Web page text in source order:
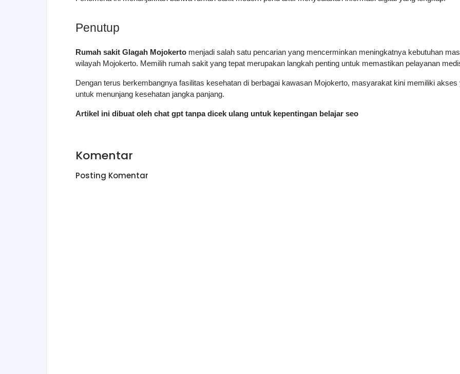
Penutup
Rumah sakit Glagah Mojokerto menjadi salah satu pencarian yang mencerminkan meningkatnya kebutuhan
wilayah Mojokerto. Memilih rumah sakit yang tepat merupakan langkah penting untuk memastikan pelayanan
Dengan terus berkembangnya fasilitas kesehatan di berbagai kawasan Mojokerto, masyarakat kini memiliki
untuk menunjang kesehatan jangka panjang.
Artikel ini dibuat oleh chat gpt tanpa dicek ulang untuk kepentingan belajar seo
Komentar
Posting Komentar